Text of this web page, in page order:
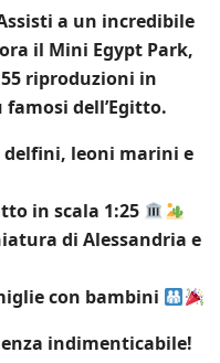
a un incredibile
il Mini Egypt Park,
riproduzioni in
dell’Egitto.
leoni marini e
in scala 1:25
di Alessandria e
con bambini
indimenticabile!